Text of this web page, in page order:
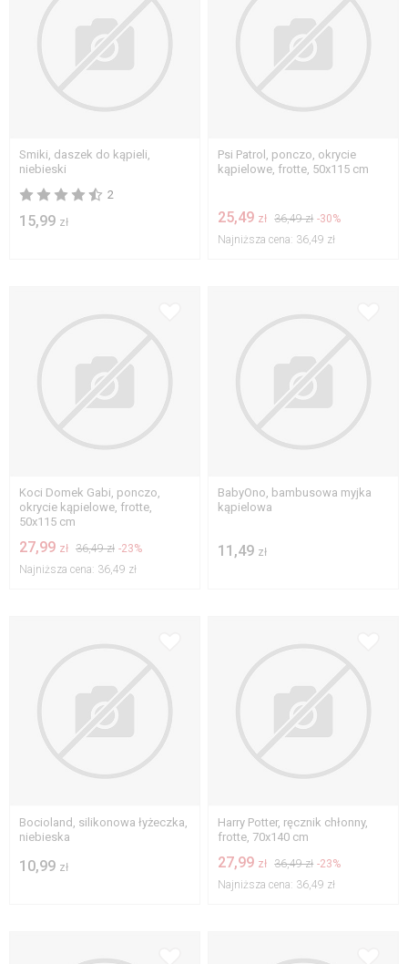
Smiki, daszek do kąpieli,
niebieski
2
15,99 zł
Psi Patrol, ponczo, okrycie
kąpielowe, frotte, 50x115 cm
25,49 zł 36,49 zł -30%
Najniższa cena: 36,49 zł
Koci Domek Gabi, ponczo,
okrycie kąpielowe, frotte,
50x115 cm
27,99 zł 36,49 zł -23%
Najniższa cena: 36,49 zł
BabyOno, bambusowa myjka
kąpielowa
11,49 zł
Bocioland, silikonowa łyżeczka,
niebieska
10,99 zł
Harry Potter, ręcznik chłonny,
frotte, 70x140 cm
27,99 zł 36,49 zł -23%
Najniższa cena: 36,49 zł